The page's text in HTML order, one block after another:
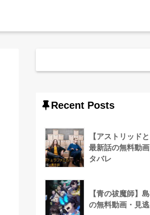
Recent Posts
【アストリッド
最新話の無料動
タバレ
【青の祓魔師】
の無料動画・見